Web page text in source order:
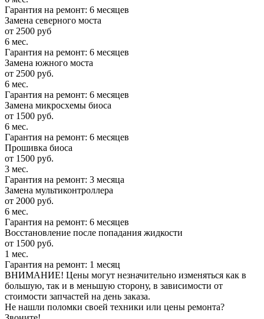
Гарантия на ремонт: 6 месяцев
Замена северного моста
от 2500 руб
6 мес.
Гарантия на ремонт: 6 месяцев
Замена южного моста
от 2500 руб.
6 мес.
Гарантия на ремонт: 6 месяцев
Замена микросхемы биоса
от 1500 руб.
6 мес.
Гарантия на ремонт: 6 месяцев
Прошивка биоса
от 1500 руб.
3 мес.
Гарантия на ремонт: 3 месяца
Замена мультиконтроллера
от 2000 руб.
6 мес.
Гарантия на ремонт: 6 месяцев
Восстановление после попадания жидкости
от 1500 руб.
1 мес.
Гарантия на ремонт: 1 месяц
ВНИМАНИЕ! Цены могут незначительно изменяться как в
большую, так и в меньшую сторону, в зависимости от
стоимости запчастей на день заказа.
Не нашли поломки своей техники или цены ремонта?